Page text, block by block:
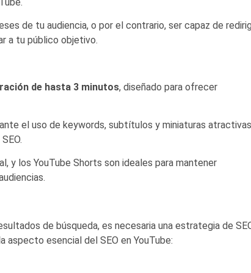
de tu audiencia, o por el contrario, ser capaz de
a tu público objetivo.
de hasta 3 minutos, diseñado para ofrecer
el uso de keywords, subtítulos y miniaturas
y los YouTube Shorts son ideales para mantener
de búsqueda, es necesaria una estrategia de
aspecto esencial del SEO en YouTube: